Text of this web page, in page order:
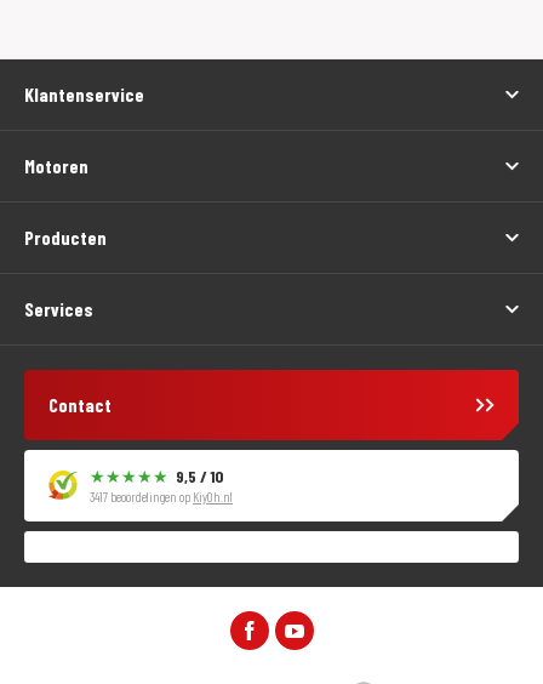
Klantenservice
Motoren
Producten
Services
Contact
9,5 / 10
3417 beoordelingen op KiyOh.nl